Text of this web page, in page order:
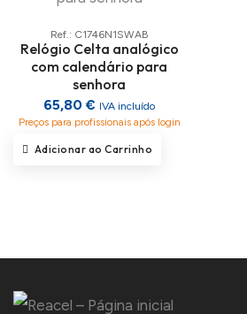
Ref.: C1746N1SWAB
Relógio Celta analógico
com calendário para
senhora
65,80 € IVA incluído
Preços para profissionais após login
Adicionar ao Carrinho